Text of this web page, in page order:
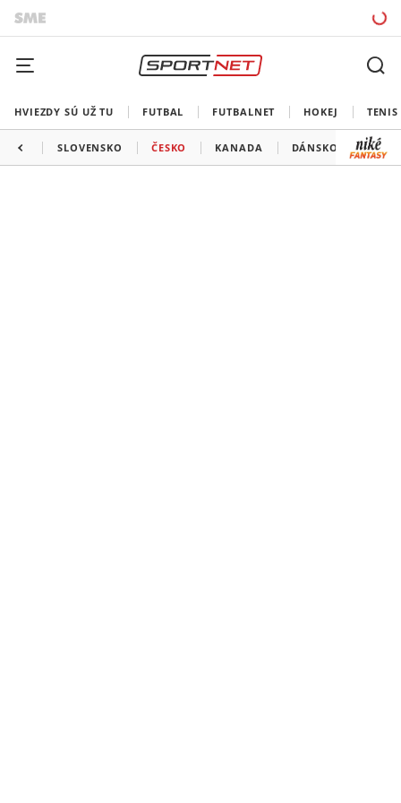
HVIEZDY SÚ UŽ TU FUTBAL FUTBALNET HOKEJ TENIS
SLOVENSKO ČESKO KANADA DÁNSKO